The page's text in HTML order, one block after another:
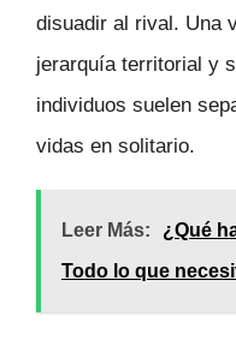
disuadir al rival. Una
jerarquía territorial y
individuos suelen
vidas en solitario.
Leer Más:
¿Qué
Todo lo que